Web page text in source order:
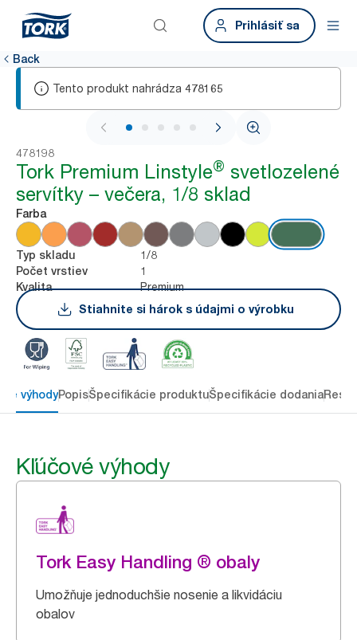
Prihlásiť sa
Back
Tento produkt nahrádza 478165
1 / 5
478198
Tork Premium Linstyle® svetlozelené
servítky – večera, 1/8 sklad
Farba
Typ skladu 1/8
Počet vrstiev 1
Kvalita
Premium
Stiahnite si hárok s údajmi o výrobku
výhodyPopisŠpecifikácie produktuŠpecifikácie dodania
Kľúčové výhody
Tork Easy Handling ® obaly
Umožňuje jednoduchšie nosenie a likvidáciu
obalov